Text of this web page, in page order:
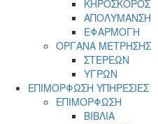
ΚΗΡΟΣΚΟΡΟΣ
ΑΠΟΛΥΜΑΝΣΗ
ΕΦΑΡΜΟΓΗ
ΟΡΓΑΝΑ ΜΕΤΡΗΣΗΣ
ΣΤΕΡΕΩΝ
ΥΓΡΩΝ
ΕΠΙΜΟΡΦΩΣΗ ΥΠΗΡΕΣΙΕΣ
ΕΠΙΜΟΡΦΩΣΗ
ΒΙΒΛΙΑ